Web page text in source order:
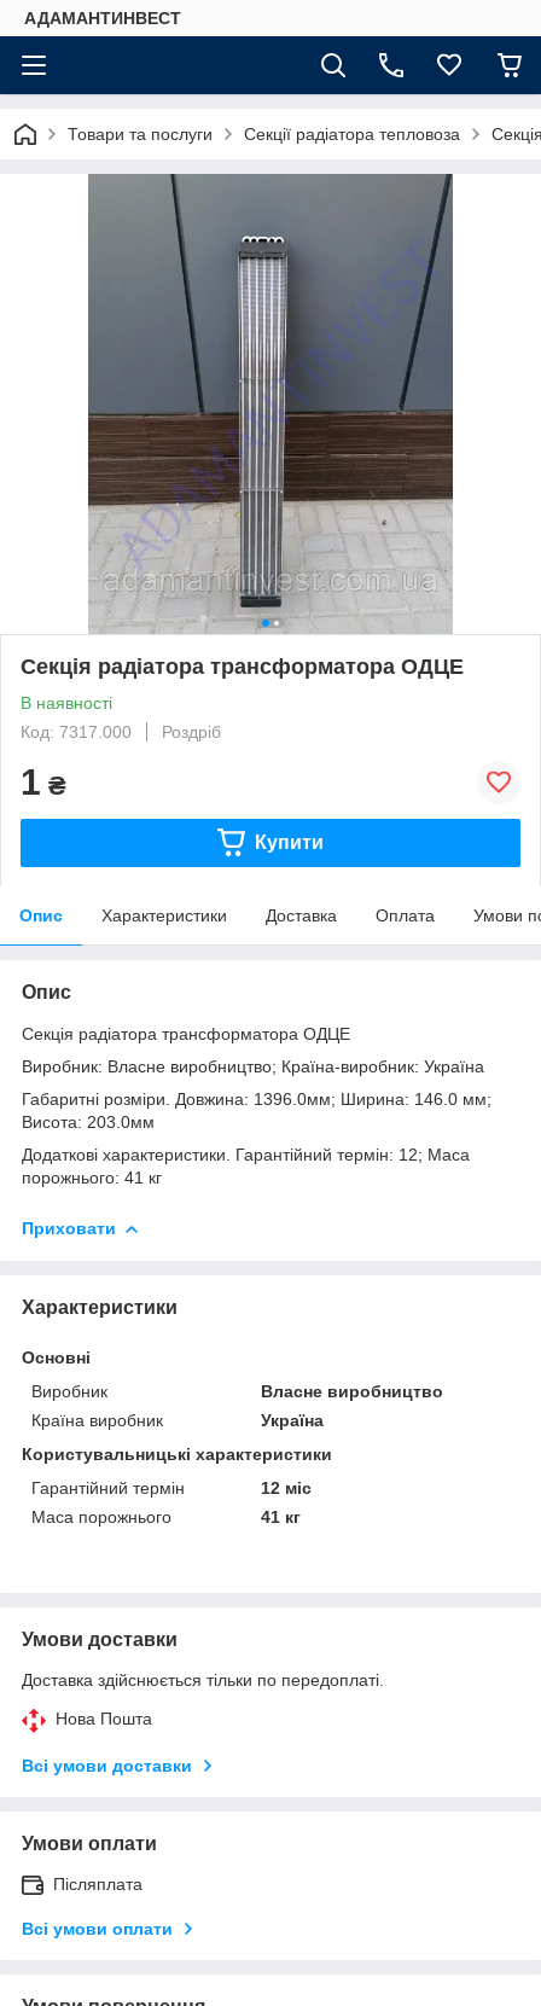
АДАМАНТИНВЕСТ
Товари та послуги Секції радіатора тепловоза
Секція радіатора трансформатора ОДЦЕ
В наявності
Код: 7317.000
Роздріб
1 ₴
Купити
Опис Характеристики Доставка Оплата Умови
Опис
Секція радіатора трансформатора ОДЦЕ
Виробник: Власне виробництво; Країна-виробник: Україна
Габаритні розміри. Довжина: 1396.0мм; Ширина: 146.0 мм;
Висота: 203.0мм
Додаткові характеристики. Гарантійний термін: 12; Маса
порожнього: 41 кг
Приховати
Характеристики
Основні
Виробник
Власне виробництво
Країна виробник
Україна
Користувальницькі характеристики
Гарантійний термін
12 міс
Маса порожнього
41 кг
Умови доставки
Доставка здійснюється тільки по передоплаті.
Нова Пошта
Всі умови доставки
Умови оплати
Післяплата
Всі умови оплати